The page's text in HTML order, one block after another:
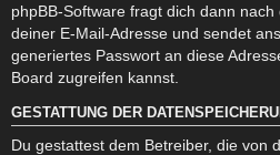
phpBB-Software fragt dich dann
deiner E-Mail-Adresse und sendet
generiertes Passwort an diese
Board zugreifen kannst.
GESTATTUNG DER
Du gestattest dem Betreiber, die von